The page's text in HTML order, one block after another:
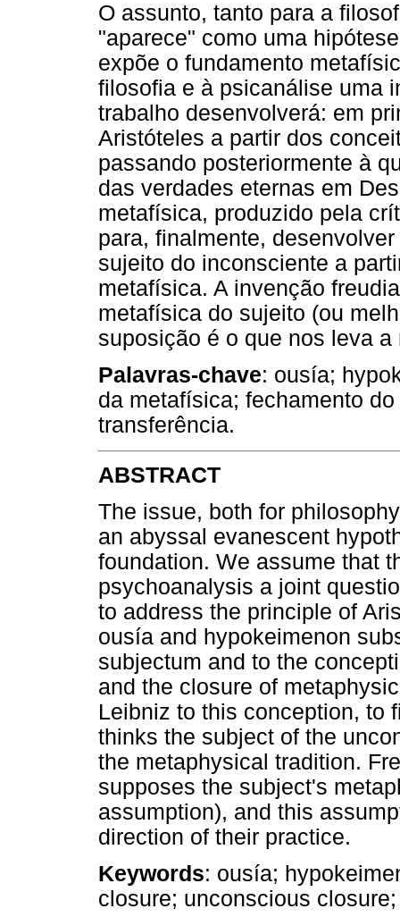
O assunto, tanto para a
"aparece" como uma
expõe o fundamento
filosofia e à psicanálise uma
trabalho desenvolverá: em
Aristóteles a partir dos
passando posteriormente à
das verdades eternas em
metafísica, produzido pela
para, finalmente,
sujeito do inconsciente a
metafísica. A invenção
metafísica do sujeito (ou
suposição é o que nos leva
Palavras-chave: ousía;
da metafísica; fechamento
transferência.
ABSTRACT
The issue, both for
an abyssal evanescent
foundation. We assume that
psychoanalysis a joint
to address the principle of
ousía and hypokeimenon
subjectum and to the
and the closure of
Leibniz to this conception, to
thinks the subject of the
the metaphysical tradition.
supposes the subject's
assumption), and this
direction of their practice.
Keywords: ousía;
closure; unconscious